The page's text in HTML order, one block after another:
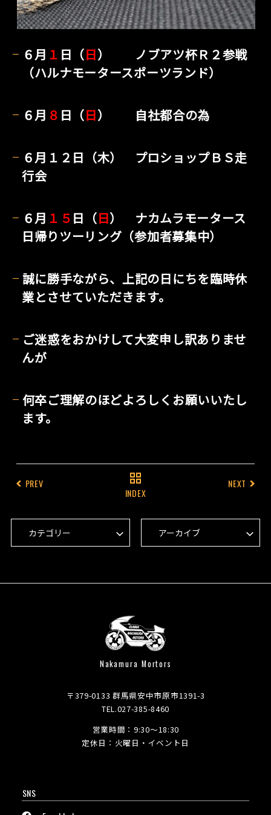
６月 １ 日（日） ノブアツ杯Ｒ２参戦
（ハルナモータースポーツランド）
６月 ８ 日（日） 自社都合の為
６月１２日（木） プロショップＢＳ走
行会
６月 １５ 日（日） ナカムラモータース
日帰りツーリング（参加者募集中）
誠に勝手ながら、上記の日にちを臨時休
業とさせていただきます。
ご迷惑をおかけして大変申し訳ありませ
んが
何卒ご理解のほどよろしくお願いいたし
ます。
PREV NEXT
INDEX
Nakamura Mortors
〒379-0133 群馬県安中市原市1391-3
TEL.027-385-8460
営業時間：9:30～18:30
定休日：火曜日・イベント日
SNS